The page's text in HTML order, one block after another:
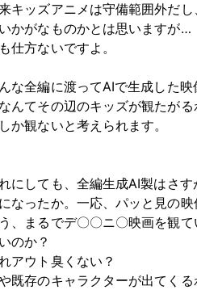
キッズアニメは守備範囲外だ
かがなものかとは思いますが…
仕方ないですよ。
な全編に渡ってAIで生成した
んてその辺のキッズが観たが
か観ないと考えられます。
にしても、全編生成AI製はさ
なったか。一応、パッと見の
、まるでデ〇〇ニ〇映画を観
のか？
アウト臭くない？
既存のキャラクターが出てくる